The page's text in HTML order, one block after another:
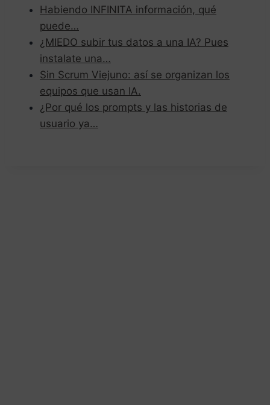
Habiendo INFINITA información, qué
puede…
¿MIEDO subir tus datos a una IA? Pues
instalate una…
Sin Scrum Viejuno: así se organizan los
equipos que usan IA.
¿Por qué los prompts y las historias de
usuario ya…